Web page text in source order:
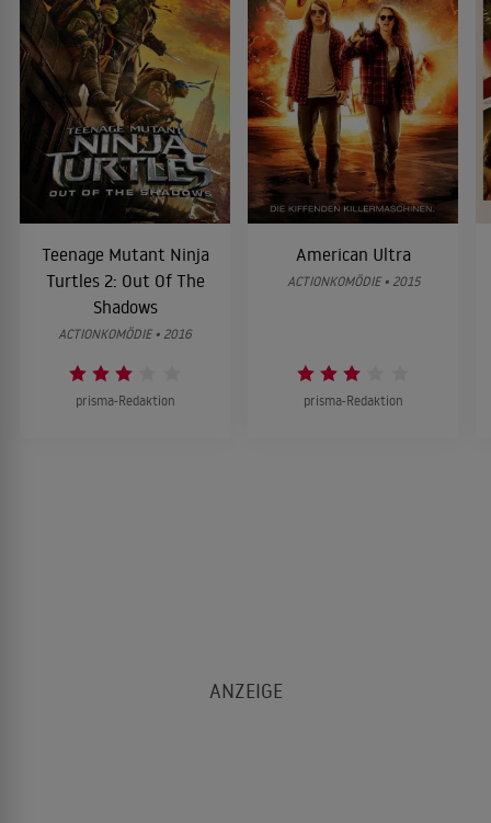
Teenage Mutant Ninja
Turtles 2: Out Of The
Shadows
ACTIONKOMÖDIE • 2016
prisma-Redaktion
American Ultra
ACTIONKOMÖDIE • 2015
prisma-Redaktion